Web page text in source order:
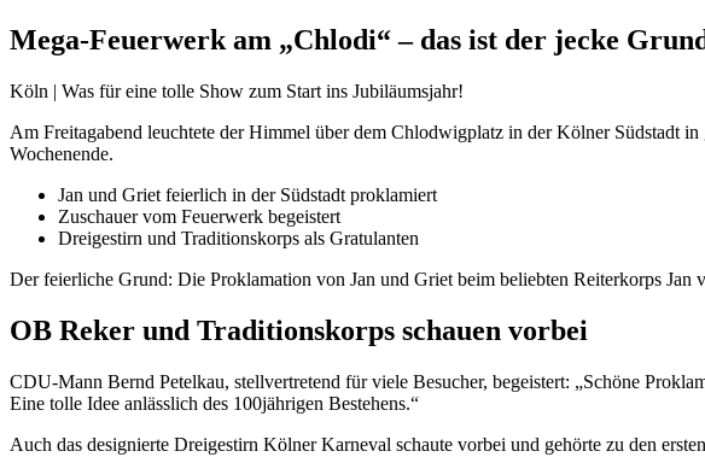
Mega-Feuerwerk am „Chlodi“ – das ist der jecke
Köln | Was für eine tolle Show zum Start ins Jubiläumsjahr!
Am Freitagabend leuchtete der Himmel über dem Chlodwigplatz in der Kölner Südstadt
Wochenende.
Jan und Griet feierlich in der Südstadt proklamiert
Zuschauer vom Feuerwerk begeistert
Dreigestirn und Traditionskorps als Gratulanten
Der feierliche Grund: Die Proklamation von Jan und Griet beim beliebten Reiterkorps
OB Reker und Traditionskorps schauen vorbei
CDU-Mann Bernd Petelkau, stellvertretend für viele Besucher, begeistert: „Schöne
Eine tolle Idee anlässlich des 100jährigen Bestehens.“
Auch das designierte Dreigestirn Kölner Karneval schaute vorbei und gehörte zu den